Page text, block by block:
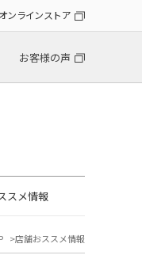
オンラインストア
お客様の声
スメ情報
店舗おススメ情報